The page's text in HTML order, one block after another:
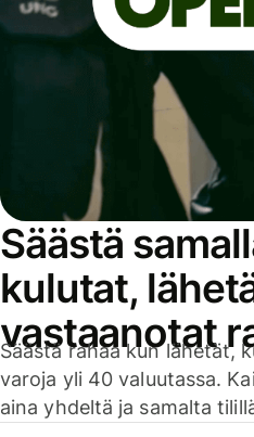
Säästä
kulutat,
vastaanotat
Säästä rahaa kun lähetät,
varoja yli 40 valuutassa.
aina yhdeltä ja samalta